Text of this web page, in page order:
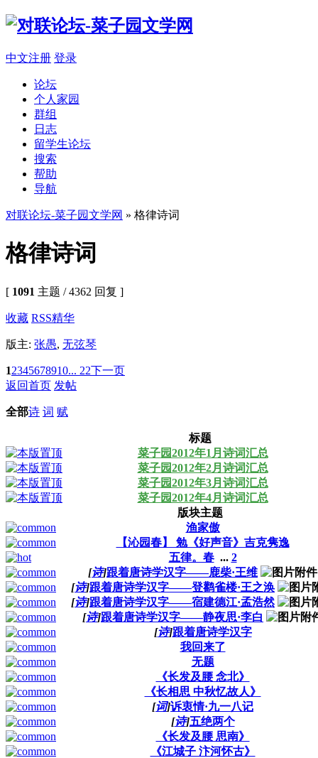
中文注册 登录
论坛
个人家园
群组
日志
留学生论坛
搜索
帮助
导航
对联论坛-菜子园文学网 » 格律诗词
格律诗词
[ 1091 主题 / 4362 回复 ]
收藏 RSS精华
版主: 张愚, 无弦琴
12345678910... 22下一页
返回首页 发帖
全部诗 词 赋
标题
菜子园2012年1月诗词汇总
菜子园2012年2月诗词汇总
菜子园2012年3月诗词汇总
菜子园2012年4月诗词汇总
版块主题
渔家傲
【沁园春】 勉《好声音》吉克隽逸
五律。春 ... 2
[诗]跟着唐诗学汉字——鹿柴·王维
[诗]跟着唐诗学汉字——登鹳雀楼·王之涣
[诗]跟着唐诗学汉字——宿建德江·孟浩然
[诗]跟着唐诗学汉字——静夜思·李白
[诗]跟着唐诗学汉字
我回来了
无题
《长发及腰 念北》
《长相思 中秋忆故人》
[词]诉衷情·九一八记
[诗]五绝两个
《长发及腰 思南》
《江城子 汴河怀古》